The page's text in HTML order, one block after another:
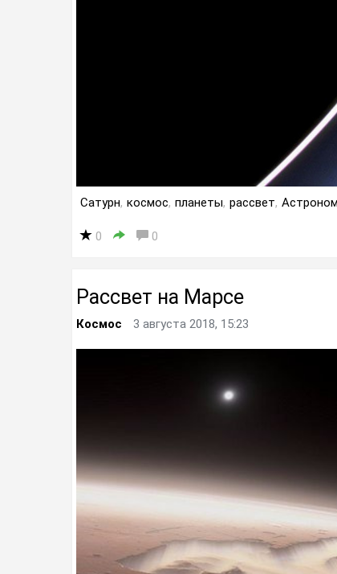
Сатурн, космос, планеты, рассвет,
0 0
Рассвет на Марсе
Космос 3 августа 2018, 15:23